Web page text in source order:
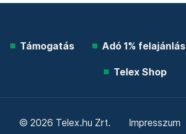
Támogatás Adó 1% felajánlás
Telex Shop
© 2026 Telex.hu Zrt. Impresszum